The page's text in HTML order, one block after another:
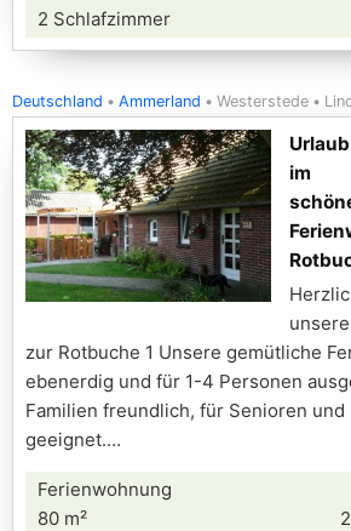
2 Schlafzimmer
Deutschland Ammerland Westerstede
Urlaub
im
zur Rotbuche 1 Unsere gemütliche
ebenerdig und für 1-4 Personen
Familien freundlich, für Senioren
geeignet.
Ferienwohnung
80 m²